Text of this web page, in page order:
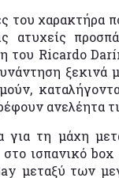
του
ατυχείς
του Ricardo
ξεκινά
ανελέητα
για τη μάχη
ισπανικό
μεταξύ των